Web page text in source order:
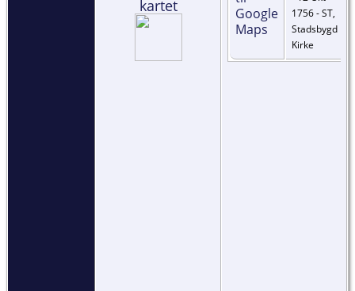
kartet
1756 - ST,
Stadsbygd
Kirke